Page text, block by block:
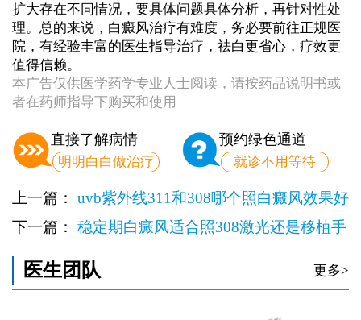
扩大存在不同情况，要具体问题具体分析，再针对性处
理。总的来说，白癜风治疗有难度，务必要前往正规医
院，有经验丰富的医生指导治疗，祛白更省心，疗效更
值得信赖。
本广告仅供医学药学专业人士阅读，请按药品说明书或
者在药师指导下购买和使用
直接了解病情
明明白白做治疗
预约绿色通道
就诊不用等待
上一篇： uvb紫外线311和308哪个照白癜风效果好
下一篇： 稳定期白癜风适合照308激光还是移植手
术
医生团队 更多>